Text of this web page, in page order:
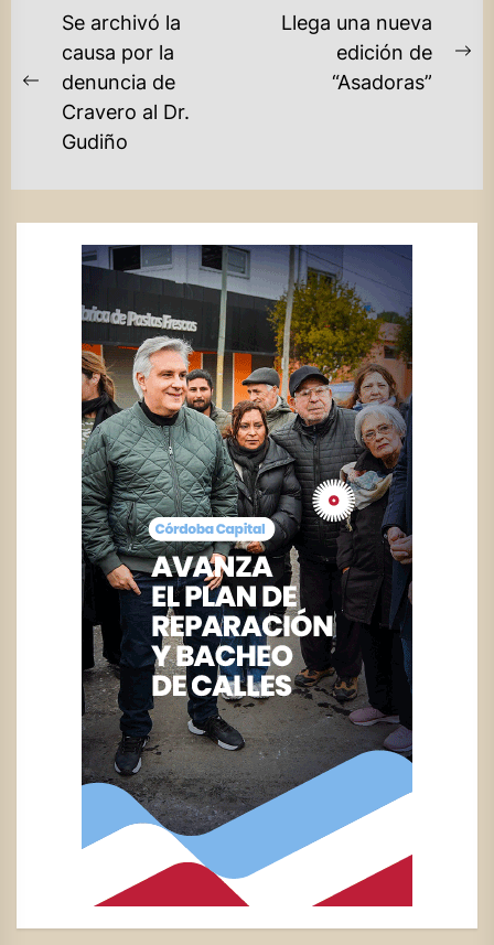
NAVEGACIÓN
ENTRADAS
Previous
post:
Se archivó la
causa por la
denuncia de
Cravero al Dr.
Gudiño
Llega una nueva
edición de
“Asadoras”